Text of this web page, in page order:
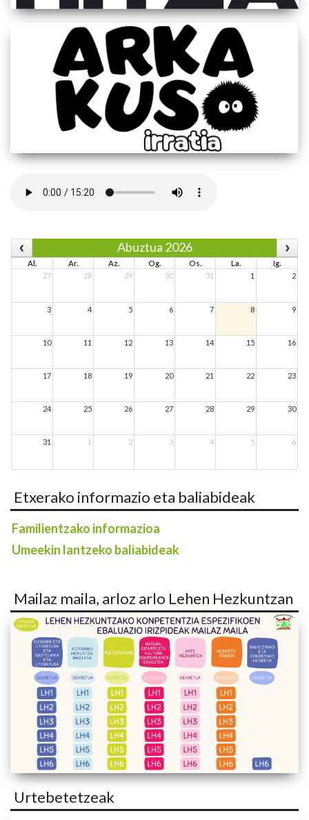
Abuztua 2026
Al. Ar. Az. Og. Os. La.
Ig.
27
28 29 30 31 1 2
3 4 5 6 7 8 9
10 11 12 13 14 15 16
17 18 19 20 21 22 23
24 25 26 27 28 29 30
31 1 2 3 4 5 6
Etxerako informazio eta baliabideak
Familientzako informazioa
Umeekin lantzeko baliabideak
Mailaz maila, arloz arlo Lehen Hezkuntzan
Urtebetetzeak